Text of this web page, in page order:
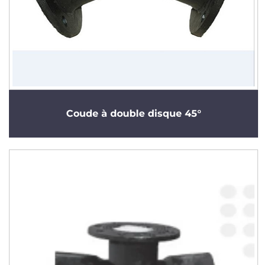
Coude à double disque 45°